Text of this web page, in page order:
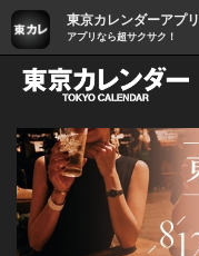
東京カレンダーアプリ
アプリなら超サクサク！